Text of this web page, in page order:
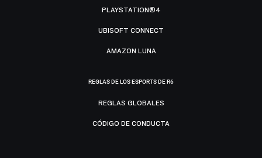
PLAYSTATION®4
UBISOFT CONNECT
AMAZON LUNA
REGLAS DE LOS ESPORTS DE R6
REGLAS GLOBALES
CÓDIGO DE CONDUCTA